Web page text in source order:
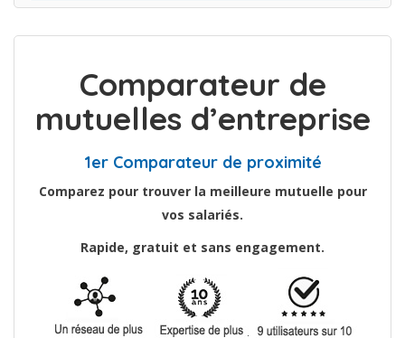
Comparateur de
mutuelles d’entreprise
1er Comparateur de proximité
Comparez pour trouver la meilleure mutuelle pour
vos salariés.
Rapide, gratuit et sans engagement.